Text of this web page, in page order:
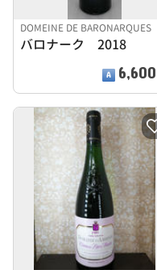
DOMEINE DE BARONARQUES
バロナーク 2018
6,600